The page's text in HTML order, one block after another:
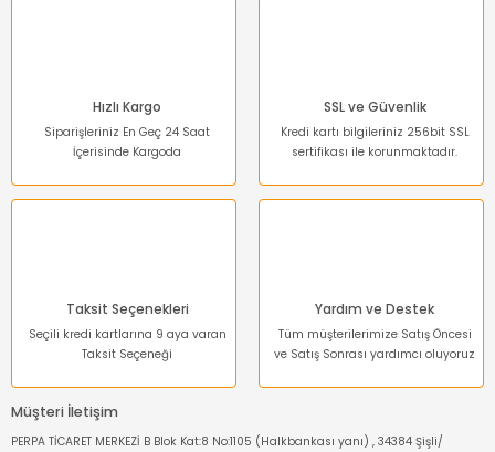
Hızlı Kargo
Siparişleriniz En Geç 24 Saat
İçerisinde Kargoda
SSL ve Güvenlik
Kredi kartı bilgileriniz 256bit SSL
sertifikası ile korunmaktadır.
Taksit Seçenekleri
Seçili kredi kartlarına 9 aya varan
Taksit Seçeneği
Yardım ve Destek
Tüm müşterilerimize Satış Öncesi
ve Satış Sonrası yardımcı oluyoruz
Müşteri İletişim
PERPA TİCARET MERKEZİ B Blok Kat:8 No:1105 (Halkbankası yanı) , 34384 Şişli/